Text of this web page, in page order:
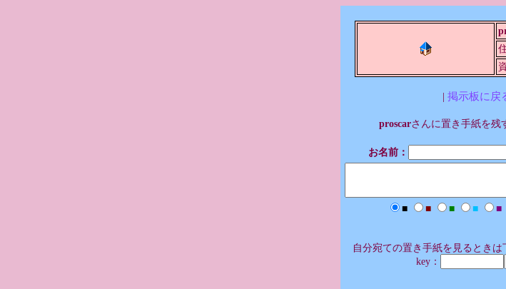
| 掲示板に戻
proscarさんに置き手紙を残
お名前：
■ ■ ■ ■ ■
自分宛ての置き手紙を見るときは
key：